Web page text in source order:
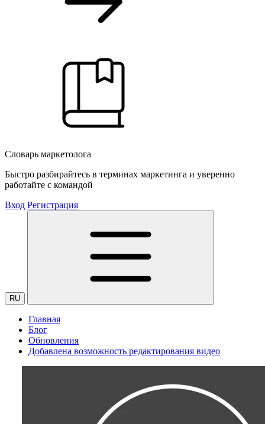
Словарь маркетолога
Быстро разбирайтесь в терминах маркетинга и уверенно
работайте с командой
Вход Регистрация
RU
Главная
Блог
Обновления
Добавлена возможность редактирования видео